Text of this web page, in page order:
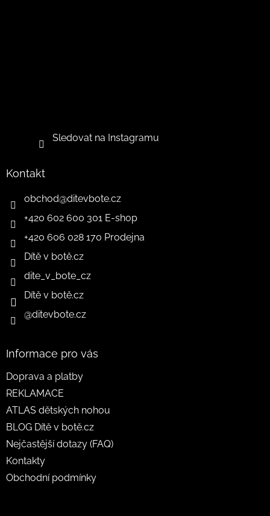
Sledovat na Instagramu
Kontakt
obchod@ditevbote.cz
+420 602 600 301 E-shop
+420 606 028 170 Prodejna
Dítě v botě.cz
dite_v_bote_cz
Dítě v botě.cz
@ditevbote.cz
Informace pro vás
Doprava a platby
REKLAMACE
ATLAS dětských nohou
BLOG Dítě v botě.cz
Nejčastější dotazy (FAQ)
Kontakty
Obchodní podmínky